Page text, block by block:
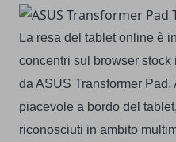
La resa del tablet online è
concentri sul browser stock
da ASUS Transformer
piacevole a bordo del
riconosciuti in ambito